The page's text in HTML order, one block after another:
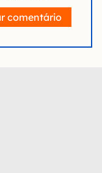
comentário